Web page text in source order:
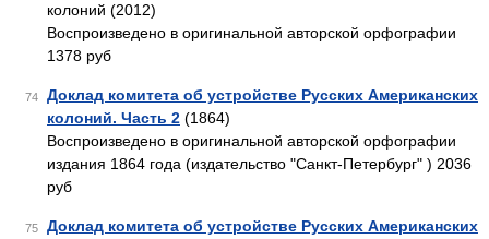
колоний (2012)
Воспроизведено в оригинальной авторской орфографии
1378 руб
74
Доклад комитета об устройстве Русских Американских
колоний. Часть 2 (1864)
Воспроизведено в оригинальной авторской орфографии
издания 1864 года (издательство "Санкт-Петербург" ) 2036
руб
75
Доклад комитета об устройстве Русских Американских